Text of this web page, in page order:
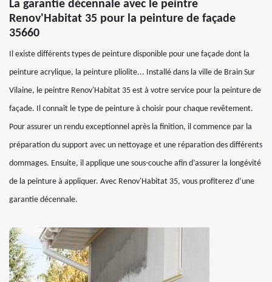
La garantie décennale avec le peintre
Renov'Habitat 35 pour la peinture de façade
35660
Il existe différents types de peinture disponible pour une façade dont la
peinture acrylique, la peinture pliolite... Installé dans la ville de Brain Sur
Vilaine, le peintre Renov'Habitat 35 est à votre service pour la peinture de
façade. Il connaît le type de peinture à choisir pour chaque revêtement.
Pour assurer un rendu exceptionnel après la finition, il commence par la
préparation du support avec un nettoyage et une réparation des différents
dommages. Ensuite, il applique une sous-couche afin d’assurer la longévité
de la peinture à appliquer. Avec Renov'Habitat 35, vous profiterez d’une
garantie décennale.